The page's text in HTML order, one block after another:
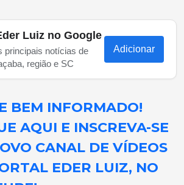
Luiz no Google
principais notícias de
região e SC
Adicionar
BEM INFORMADO!
AQUI E INSCREVA-SE
CANAL DE VÍDEOS
EDER LUIZ, NO